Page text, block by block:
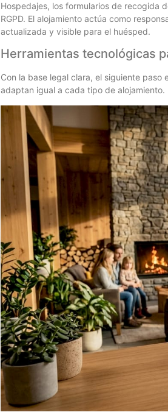
Hospedajes, los formularios de recogida
RGPD. El alojamiento actúa como
actualizada y visible para el huésped.
Herramientas tecnológicas
Con la base legal clara, el siguiente
adaptan igual a cada tipo de alojamiento.